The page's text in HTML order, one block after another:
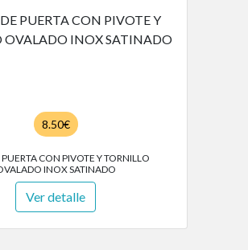
8.50€
PUERTA CON PIVOTE Y TORNILLO
INOX SATINADO
Ver detalle